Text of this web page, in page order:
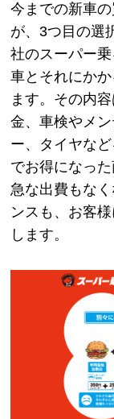
今までの新車
が、3つ目の選
社のスーパー
車とそれにか
ます。その内
金、車検やメ
ー、タイヤな
でお得になっ
急な出費もな
ンスも、お客
します。